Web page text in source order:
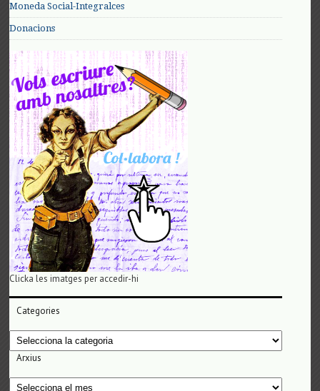
Moneda Social-Integralces
Donacions
Clicka les imatges per accedir-hi
Categories
Categories
Arxius
Arxius